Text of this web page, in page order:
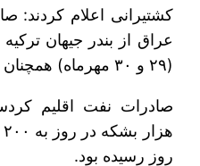
کشتیرانی اعلام کردند:
عراق از بندر جیهان
(۲۹ و ۳۰ مهرماه) همچنان بسیار پایین بوده است.
روز رسیده بود.